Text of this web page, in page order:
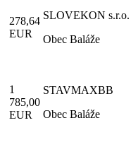
278,64
EUR
SLOVEKON s.r.o.
Obec Baláže
1
785,00
EUR
STAVMAXBB
Obec Baláže